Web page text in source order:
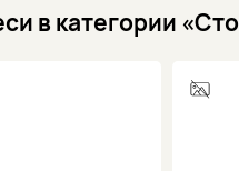
в категории